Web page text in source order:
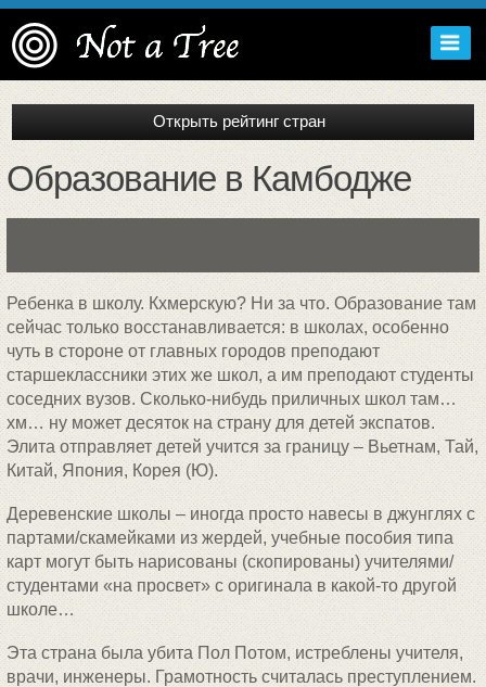
Образование в Камбодже
Ребенка в школу. Кхмерскую? Ни за что. Образование там
сейчас только восстанавливается: в школах, особенно
чуть в стороне от главных городов преподают
старшеклассники этих же школ, а им преподают студенты
соседних вузов. Сколько-нибудь приличных школ там…
хм… ну может десяток на страну для детей экспатов.
Элита отправляет детей учится за границу – Вьетнам, Тай,
Китай, Япония, Корея (Ю).
Деревенские школы – иногда просто навесы в джунглях с
партами/скамейками из жердей, учебные пособия типа
карт могут быть нарисованы (скопированы) учителями/
студентами «на просвет» с оригинала в какой-то другой
школе…
Эта страна была убита Пол Потом, истреблены учителя,
врачи, инженеры. Грамотность считалась преступлением.